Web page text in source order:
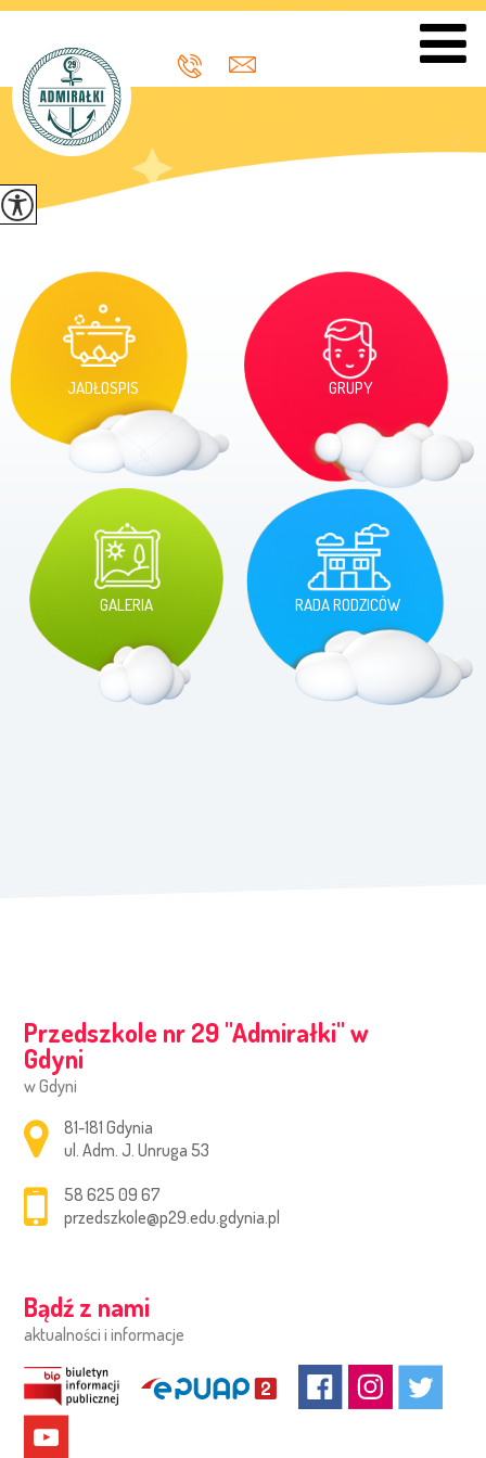
JADŁOSPIS GRUPY
GALERIA RADA RODZICÓW
Przedszkole nr 29 ''Admirałki'' w
Gdyni
w Gdyni
Adres pocztowy:
81-181 Gdynia
ul. Adm. J. Unruga 53
58 625 09 67
przedszkole@p29.edu.gdynia.pl
Bądź z nami
aktualności i informacje